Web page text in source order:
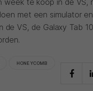
met een simulator
VS, de Galaxy Tab
HONEYCOMB